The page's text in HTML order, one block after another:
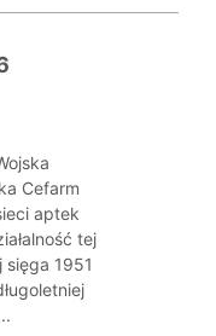
Cefarm
aptek
tej
1951